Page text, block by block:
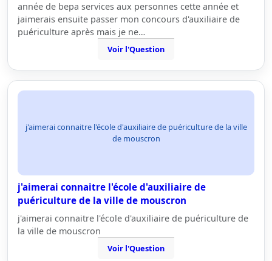
année de bepa services aux personnes cette année et
jaimerais ensuite passer mon concours d'auxiliaire de
puériculture après mais je ne…
Voir l'Question
j'aimerai connaitre l'école d'auxiliaire de puériculture de la ville
de mouscron
j'aimerai connaitre l'école d'auxiliaire de
puériculture de la ville de mouscron
j'aimerai connaitre l'école d'auxiliaire de puériculture de
la ville de mouscron
Voir l'Question